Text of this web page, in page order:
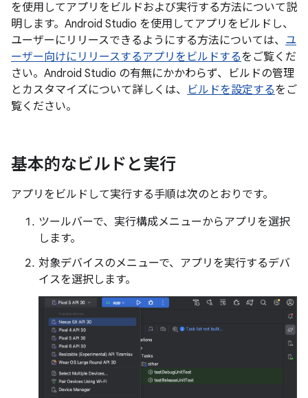
を使用してアプリをビルドおよび実行する方法について説
明します。Android Studio を使用してアプリをビルドし、
ユーザーにリリースできるようにする方法については、 ユ
ーザー向けにリリースするアプリをビルドするをご覧くだ
さい。Android Studio の有無にかかわらず、ビルドの管理
とカスタマイズについて詳しくは、
ビルドを設定するをご
覧ください。
基本的なビルドと実行
アプリをビルドして実行する手順は次のとおりです。
ツールバーで、実行構成メニューからアプリを選択
します。
対象デバイスのメニューで、アプリを実行するデバ
イスを選択します。